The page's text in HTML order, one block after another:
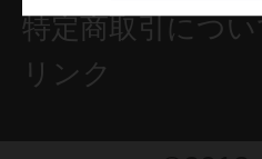
特定商取引につ
リンク